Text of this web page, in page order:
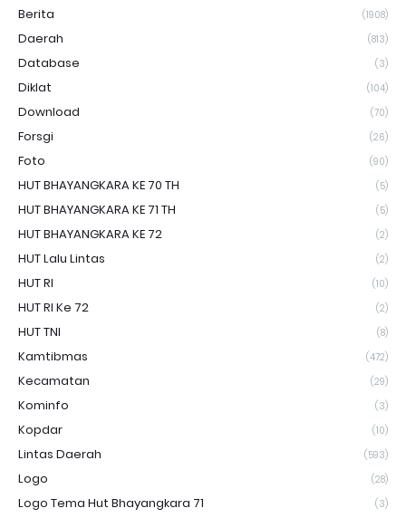
Berita (1908)
Daerah (813)
Database (3)
Diklat (104)
Download (70)
Forsgi (26)
Foto (90)
HUT BHAYANGKARA KE 70 TH (5)
HUT BHAYANGKARA KE 71 TH (5)
HUT BHAYANGKARA KE 72 (2)
HUT Lalu Lintas (2)
HUT RI (10)
HUT RI Ke 72 (2)
HUT TNI (8)
Kamtibmas (472)
Kecamatan (29)
Kominfo (3)
Kopdar (10)
Lintas Daerah (593)
Logo (28)
Logo Tema Hut Bhayangkara 71 (3)